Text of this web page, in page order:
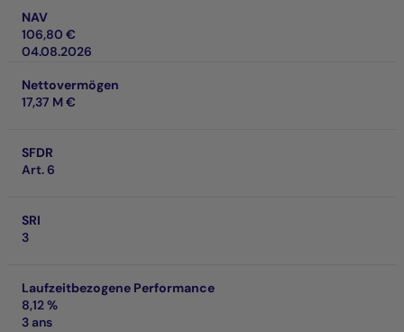
NAV
106,80 €
04.08.2026
Nettovermögen
17,37 M €
SFDR
Art. 6
SRI
3
Laufzeitbezogene Performance
8,12 %
3 ans